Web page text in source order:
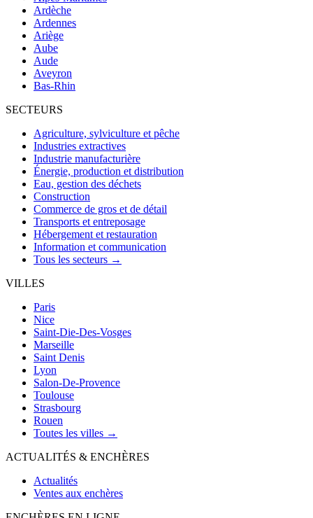
Ardèche
Ardennes
Ariège
Aube
Aude
Aveyron
Bas-Rhin
SECTEURS
Agriculture, sylviculture et pêche
Industries extractives
Industrie manufacturière
Énergie, production et distribution
Eau, gestion des déchets
Construction
Commerce de gros et de détail
Transports et entreposage
Hébergement et restauration
Information et communication
Tous les secteurs →
VILLES
Paris
Nice
Saint-Die-Des-Vosges
Marseille
Saint Denis
Lyon
Salon-De-Provence
Toulouse
Strasbourg
Rouen
Toutes les villes →
ACTUALITÉS & ENCHÈRES
Actualités
Ventes aux enchères